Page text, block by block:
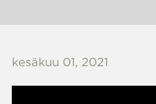
kesäkuu 01, 2021